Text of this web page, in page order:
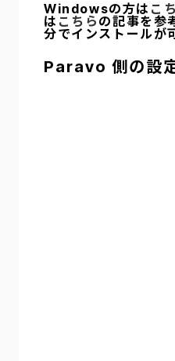
Windowsの方は こ
は こちら の記事を参
分でインストールが
Paravo 側の設